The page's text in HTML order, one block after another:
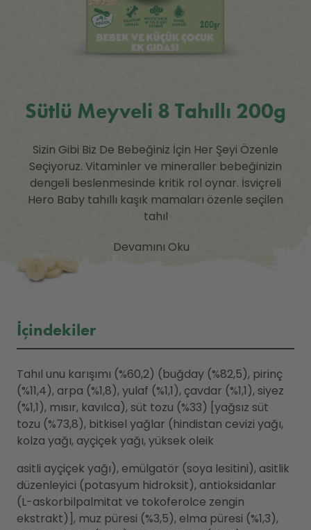
Sütlü Meyveli 8 Tahıllı 200g
Sizin Gibi Biz De Bebeğiniz İçin Her Şeyi Özenle
Seçiyoruz. Vitaminler ve mineraller bebeğinizin
dengeli beslenmesinde kritik rol oynar. İsviçreli
Hero Baby tahıllı kaşık mamaları özenle seçilen
tahıl
Devamını Oku
İçindekiler
Tahıl unu karışımı (%60,2) (buğday (%82,5), pirinç
(%11,4), arpa (%1,8), yulaf (%1,1), çavdar (%1,1), siyez
(%1,1), mısır, kavılca), süt tozu (%33) [yağsız süt
tozu (%73,8), bitkisel yağlar (hindistan cevizi yağı,
kolza yağı, ayçiçek yağı, yüksek oleik
asitli ayçiçek yağı), emülgatör (soya lesitini), asitlik
düzenleyici (potasyum hidroksit), antioksidanlar
(L-askorbilpalmitat ve tokoferolce zengin
ekstrakt)], muz püresi (%3,5), elma püresi (%1,3),